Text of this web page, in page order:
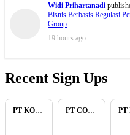
Widi Prihartanadi
Bisnis Berbasis Regulasi
Group
19 hours ago
Recent Sign Ups
PT KOPKAR NAWAKARA PT COMECA INDONESIA